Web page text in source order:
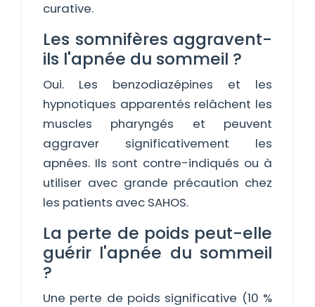
curative.
Les somnifères aggravent-
ils l'apnée du sommeil ?
Oui. Les benzodiazépines et les
hypnotiques apparentés relâchent les
muscles pharyngés et peuvent
aggraver significativement les
apnées. Ils sont contre-indiqués ou à
utiliser avec grande précaution chez
les patients avec SAHOS.
La perte de poids peut-elle
guérir l'apnée du sommeil
?
Une perte de poids significative (10 %